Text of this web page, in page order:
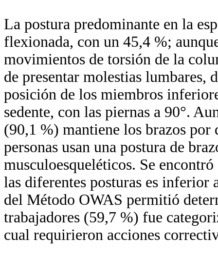
La postura predominante en la
flexionada, con un 45,4 %;
movimientos de torsión de la
de presentar molestias lumbares,
posición de los miembros
sedente, con las piernas a 90°.
(90,1 %) mantiene los brazos por
personas usan una postura de
musculoesqueléticos. Se
las diferentes posturas es inferior
del Método OWAS permitió
trabajadores (59,7 %) fue
cual requirieron acciones